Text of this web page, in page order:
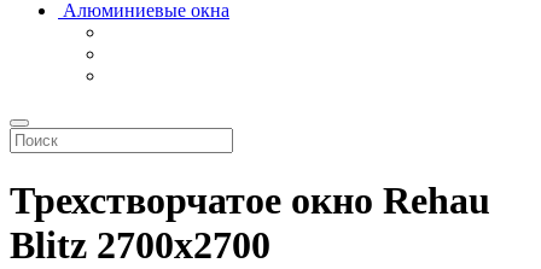
Алюминиевые окна
Трехстворчатое окно Rehau
Blitz 2700x2700